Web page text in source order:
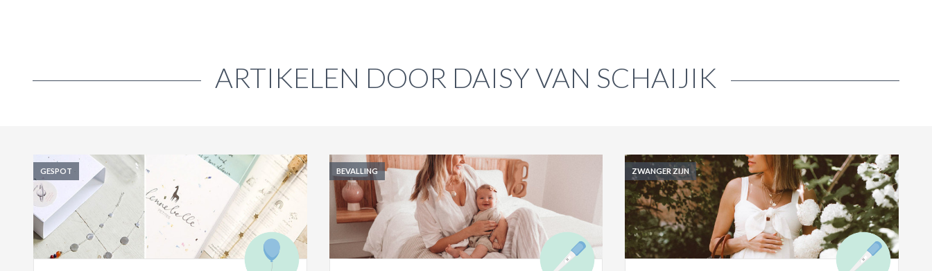
ARTIKELEN DOOR DAISY VAN SCHAIJIK
GESPOT BEVALLING ZWANGER ZIJN